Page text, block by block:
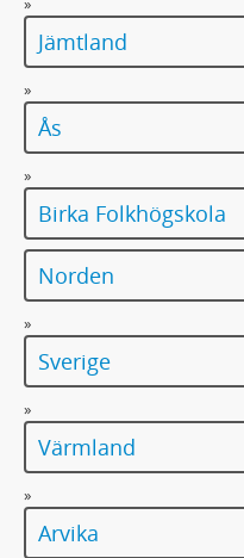
Jämtland
»
Ås
»
Birka Folkhögskola
Norden
»
Sverige
»
Värmland
»
Arvika